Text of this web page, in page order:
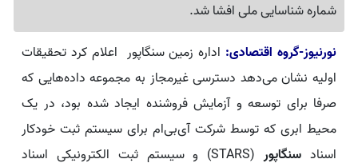
شماره شناسایی ملی افشا شد.
نورنیوز-گروه اقتصادی: اداره زمین سنگاپور اعلام کرد تحقیقات
اولیه نشان می‌دهد دسترسی غیرمجاز به مجموعه داده‌هایی که
صرفا برای توسعه و آزمایش فروشنده ایجاد شده بود، در یک
محیط ابری که توسط شرکت آی‌بی‌ام برای سیستم ثبت خودکار
اسناد سنگاپور
(STARS) و سیستم ثبت الکترونیکی اسناد